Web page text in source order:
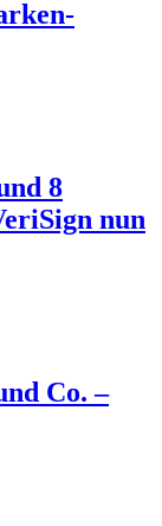
8
nun
Co. –